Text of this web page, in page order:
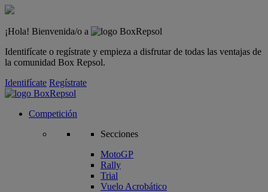
¡Hola! Bienvenida/o a
Identifícate o regístrate y empieza a disfrutar de todas las ventajas de
la comunidad Box Repsol.
Identifícate Regístrate
Competición
Secciones
MotoGP
Rally
Trial
Vuelo Acrobático